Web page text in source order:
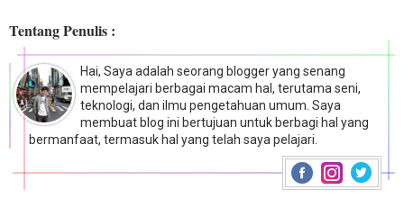
Tentang Penulis :
Hai, Saya adalah seorang blogger yang senang
mempelajari berbagai macam hal, terutama seni,
teknologi, dan ilmu pengetahuan umum. Saya
membuat blog ini bertujuan untuk berbagi hal yang
bermanfaat, termasuk hal yang telah saya pelajari.